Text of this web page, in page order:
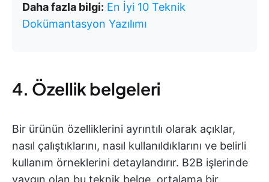
Daha fazla bilgi: En İyi 10 Teknik
Dokümantasyon Yazılımı
4. Özellik belgeleri
Bir ürünün özelliklerini ayrıntılı olarak açıklar,
nasıl çalıştıklarını, nasıl kullanıldıklarını ve belirli
kullanım örneklerini detaylandırır. B2B işlerinde
yaygın olan bu teknik belge, ortalama bir